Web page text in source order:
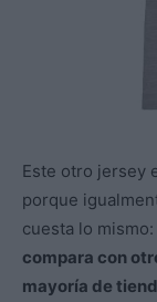
Este otro jersey
porque
cuesta lo
compara con
mayoría de